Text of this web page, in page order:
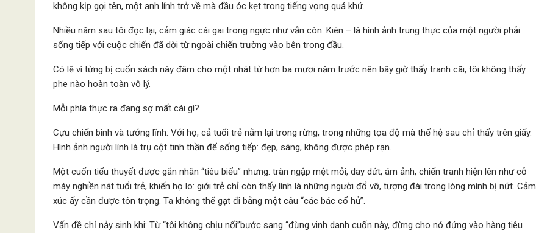
không kịp gọi tên, một anh lính trở về mà đầu óc kẹt trong tiếng vọng quá khứ.
Nhiều năm sau tôi đọc lại, cảm giác cái gai trong ngực như vẫn còn. Kiên – là hình ảnh trung thực của một người phải
sống tiếp với cuộc chiến đã dời từ ngoài chiến trường vào bên trong đầu.
Có lẽ vì từng bị cuốn sách này đâm cho một nhát từ hơn ba mươi năm trước nên bây giờ thấy tranh cãi, tôi không thấy
phe nào hoàn toàn vô lý.
Mỗi phía thực ra đang sợ mất cái gì?
Cựu chiến binh và tướng lĩnh: Với họ, cả tuổi trẻ nằm lại trong rừng, trong những tọa độ mà thế hệ sau chỉ thấy trên giấy.
Hình ảnh người lính là trụ cột tinh thần để sống tiếp: đẹp, sáng, không được phép rạn.
Một cuốn tiểu thuyết được gắn nhãn “tiêu biểu” nhưng: tràn ngập mệt mỏi, day dứt, ám ảnh, chiến tranh hiện lên như cỗ
máy nghiền nát tuổi trẻ, khiến họ lo: giới trẻ chỉ còn thấy lính là những người đổ vỡ, tượng đài trong lòng mình bị nứt. Cảm
xúc ấy cần được tôn trọng. Ta không thể gạt đi bằng một câu “các bác cổ hủ”.
Vấn đề chỉ nảy sinh khi: Từ “tôi không chịu nổi”bước sang “đừng vinh danh cuốn này, đừng cho nó đứng vào hàng tiêu